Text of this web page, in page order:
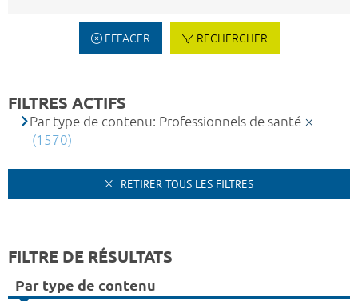
EFFACER RECHERCHER
FILTRES ACTIFS
Par type de contenu: Professionnels de santé
(1570)
RETIRER TOUS LES FILTRES
FILTRE DE RÉSULTATS
Par type de contenu